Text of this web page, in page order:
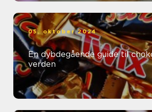
05. oktober 2024
En dybdegående guide til
verden